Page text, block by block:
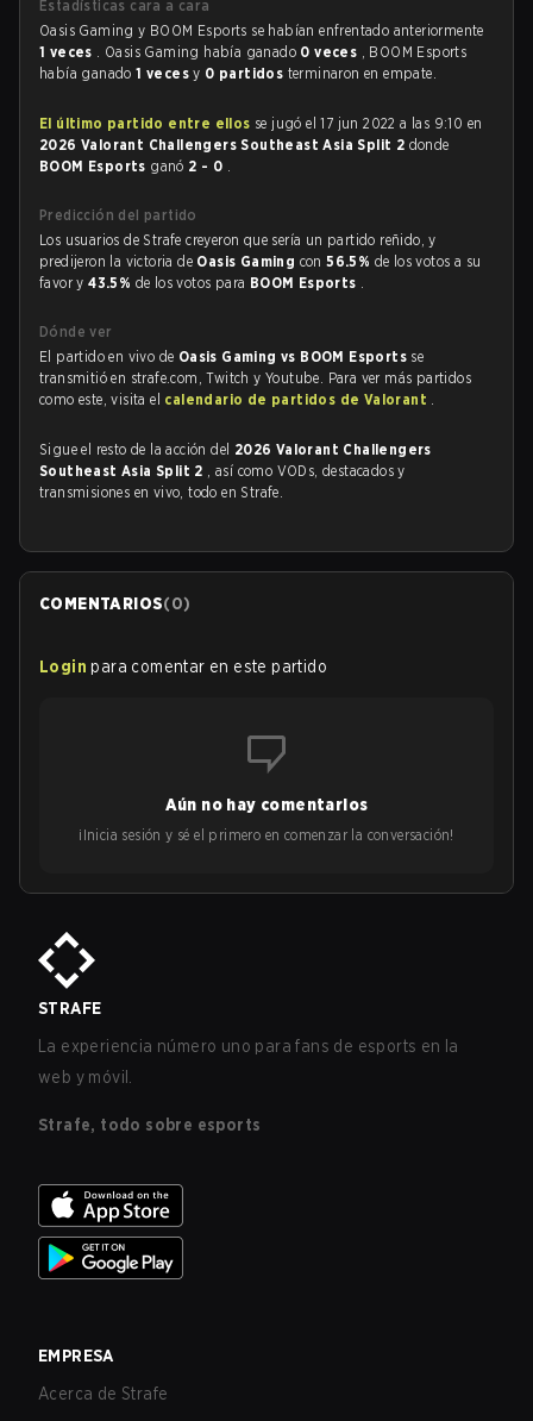
Estadísticas cara a cara
Oasis Gaming y BOOM Esports se habían enfrentado anteriormente
1 veces . Oasis Gaming había ganado 0 veces , BOOM Esports
había ganado1 vecesy 0 partidos terminaron en empate.
El último partido entre ellos se jugó el 17 jun 2022 a las 9:10 en
2026 Valorant Challengers Southeast Asia Split 2 donde
BOOM Esports ganó 2 - 0 .
Predicción del partido
Los usuarios de Strafe creyeron que sería un partido reñido, y
predijeron la victoria de Oasis Gaming con56.5% de los votos a su
favor y43.5% de los votos para BOOM Esports .
Dónde ver
El partido en vivo de Oasis Gaming vs BOOM Esports se
transmitió en strafe.com, Twitch y Youtube. Para ver más partidos
como este, visita el calendario de partidos de Valorant .
Sigue el resto de la acción del 2026 Valorant Challengers
Southeast Asia Split 2 , así como VODs, destacados y
transmisiones en vivo, todo en Strafe.
COMENTARIOS(0)
Login para comentar en este partido
Aún no hay comentarios
¡Inicia sesión y sé el primero en comenzar la conversación!
STRAFE
La experiencia número uno para fans de esports en la
web y móvil.
Strafe, todo sobre esports
EMPRESA
Acerca de Strafe